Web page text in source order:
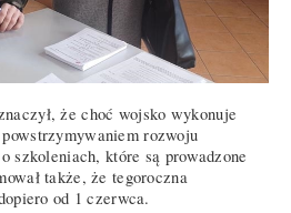
że choć wojsko wykonuje
rozwoju
szkoleniach, które są prowadzone
także, że tegoroczna
od 1 czerwca.